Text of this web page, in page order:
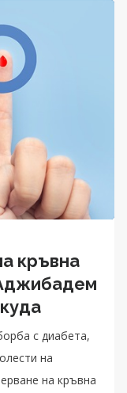
кръвна
с диабета,
на
на кръвна